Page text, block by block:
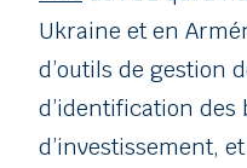
Ukraine et en
d’outils de gestion
d’identification des
d’investissement,